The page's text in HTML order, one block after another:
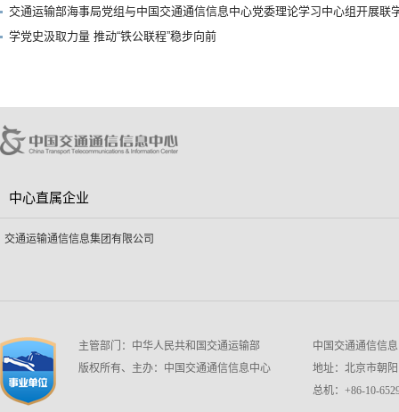
交通运输部海事局党组与中国交通通信信息中心党委理论学习中心组开展联
学党史汲取力量 推动“铁公联程”稳步向前
中心直属企业
交通运输通信信息集团有限公司
主管部门：中华人民共和国交通运输部
版权所有、主办：中国交通通信信息中心
中国交通通信信
地址：北京市朝
总机：+86-10-